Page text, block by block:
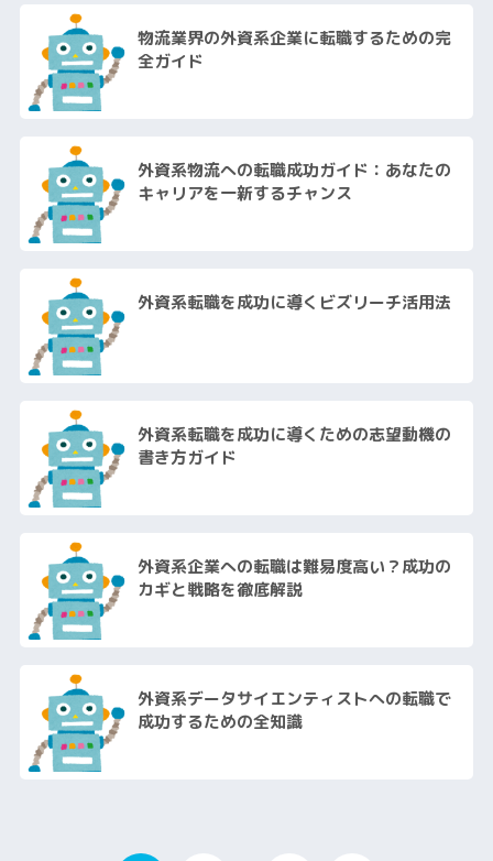
物流業界の外資系企業に転職するための完
全ガイド
外資系物流への転職成功ガイド：あなたの
キャリアを一新するチャンス
外資系転職を成功に導くビズリーチ活用法
外資系転職を成功に導くための志望動機の
書き方ガイド
外資系企業への転職は難易度高い？成功の
カギと戦略を徹底解説
外資系データサイエンティストへの転職で
成功するための全知識